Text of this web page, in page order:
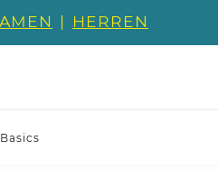
| HERREN
Basics